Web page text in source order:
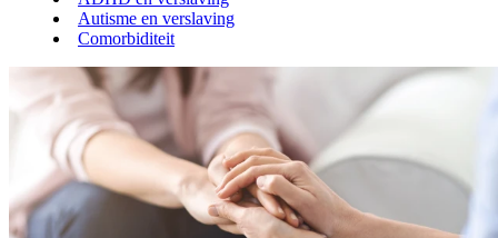
Autisme en verslaving
Comorbiditeit